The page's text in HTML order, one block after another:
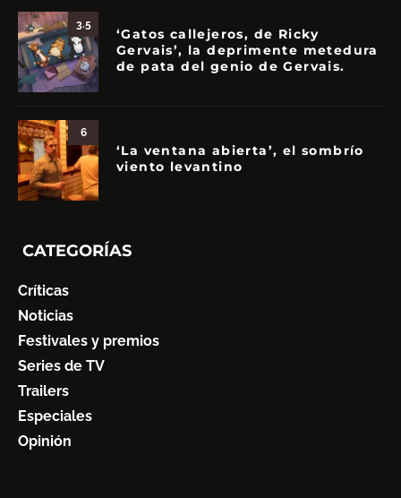
3.5
‘Gatos callejeros, de Ricky
Gervais’, la deprimente metedura
de pata del genio de Gervais.
6
‘La ventana abierta’, el sombrío
viento levantino
CATEGORÍAS
Críticas
Noticias
Festivales y premios
Series de TV
Trailers
Especiales
Opinión